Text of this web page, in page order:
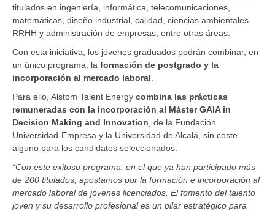
titulados en ingeniería, informática, telecomunicaciones,
matemáticas, diseño industrial, calidad, ciencias ambientales,
RRHH y administración de empresas, entre otras áreas.
Con esta iniciativa, los jóvenes graduados podrán combinar, en
un único programa, la formación de postgrado y la
incorporación al mercado laboral
Para ello, Alstom Talent Energy combina las prácticas
remuneradas con la incorporación al Máster GAIA in
Decision Making and Innovation , de la Fundación
Universidad-Empresa y la Universidad de Alcalá, sin coste
alguno para los candidatos seleccionados.
“Con este exitoso programa, en el que ya han participado más
de 200 titulados, apostamos por la formación e incorporación al
mercado laboral de jóvenes licenciados. El fomento del talento
joven y su desarrollo profesional es un pilar estratégico para